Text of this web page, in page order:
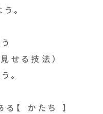
。
せる技法）
。
【 かたち 】